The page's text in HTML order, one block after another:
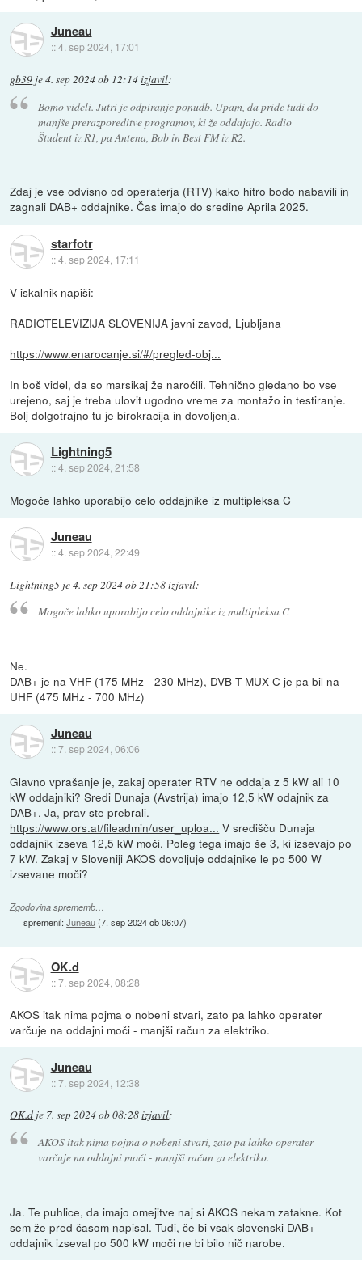
Juneau
::4. sep 2024, 17:01
gb39 je4. sep 2024 ob 12:14izjavil:
Bomo videli. Jutri je odpiranje ponudb. Upam, da pride tudi do
manjše prerazporeditve programov, ki že oddajajo. Radio
Študent iz R1, pa Antena, Bob in Best FM iz R2.
Zdaj je vse odvisno od operaterja (RTV) kako hitro bodo nabavili in
zagnali DAB+ oddajnike. Čas imajo do sredine Aprila 2025.
starfotr
::4. sep 2024, 17:11
V iskalnik napiši:
RADIOTELEVIZIJA SLOVENIJA javni zavod, Ljubljana
https://www.enarocanje.si/#/pregled-obj...
In boš videl, da so marsikaj že naročili. Tehnično gledano bo vse
urejeno, saj je treba ulovit ugodno vreme za montažo in testiranje.
Bolj dolgotrajno tu je birokracija in dovoljenja.
Lightning5
::4. sep 2024, 21:58
Mogoče lahko uporabijo celo oddajnike iz multipleksa C
Juneau
::4. sep 2024, 22:49
Lightning5 je4. sep 2024 ob 21:58izjavil:
Mogoče lahko uporabijo celo oddajnike iz multipleksa C
Ne.
DAB+ je na VHF (175 MHz - 230 MHz), DVB-T MUX-C je pa bil na
UHF (475 MHz - 700 MHz)
Juneau
::7. sep 2024, 06:06
Glavno vprašanje je, zakaj operater RTV ne oddaja z 5 kW ali 10
kW oddajniki? Sredi Dunaja (Avstrija) imajo 12,5 kW odajnik za
DAB+. Ja, prav ste prebrali.
https://www.ors.at/fileadmin/user_uploa... V središču Dunaja
oddajnik izseva 12,5 kW moči. Poleg tega imajo še 3, ki izsevajo po
7 kW. Zakaj v Sloveniji AKOS dovoljuje oddajnike le po 500 W
izsevane moči?
Zgodovina sprememb…
spremenil:Juneau(7. sep 2024 ob 06:07)
OK.d
::7. sep 2024, 08:28
AKOS itak nima pojma o nobeni stvari, zato pa lahko operater
varčuje na oddajni moči - manjši račun za elektriko.
Juneau
::7. sep 2024, 12:38
OK.d je 7. sep 2024 ob 08:28izjavil:
AKOS itak nima pojma o nobeni stvari, zato pa lahko operater
varčuje na oddajni moči - manjši račun za elektriko.
Ja. Te puhlice, da imajo omejitve naj si AKOS nekam zatakne. Kot
sem že pred časom napisal. Tudi, če bi vsak slovenski DAB+
oddajnik izseval po 500 kW moči ne bi bilo nič narobe.